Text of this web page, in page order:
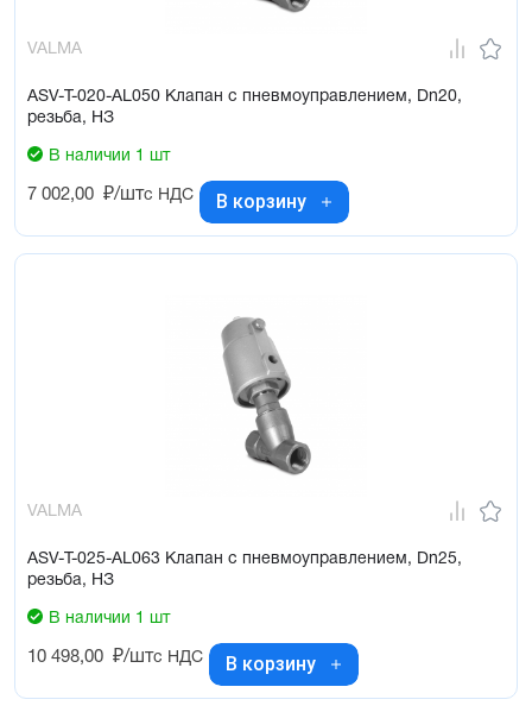
VALMA
ASV-T-020-AL050 Клапан с пневмоуправлением, Dn20,
резьба, НЗ
В наличии 1 шт
7 002,00 ₽/штс НДС В корзину
VALMA
ASV-T-025-AL063 Клапан с пневмоуправлением, Dn25,
резьба, НЗ
В наличии 1 шт
10 498,00 ₽/штс НДС В корзину